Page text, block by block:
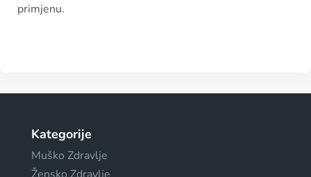
primjenu.
Kategorije
Muško Zdravlje